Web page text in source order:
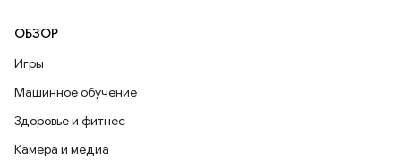
ОБЗОР
Игры
Машинное обучение
Здоровье и фитнес
Камера и медиа